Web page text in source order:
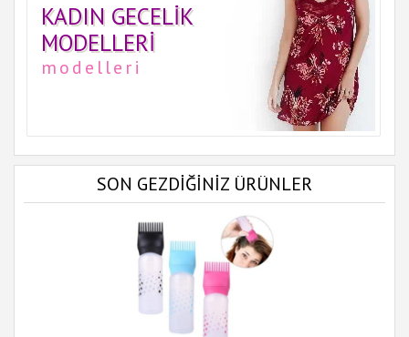
KADIN GECELIK
MODELLERI
modelleri
SON GEZDİĞİNİZ ÜRÜNLER